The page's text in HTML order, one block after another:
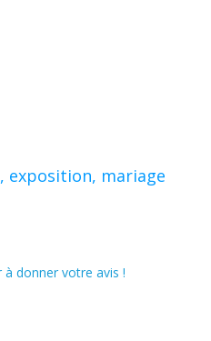
exposition, mariage
à donner votre avis !